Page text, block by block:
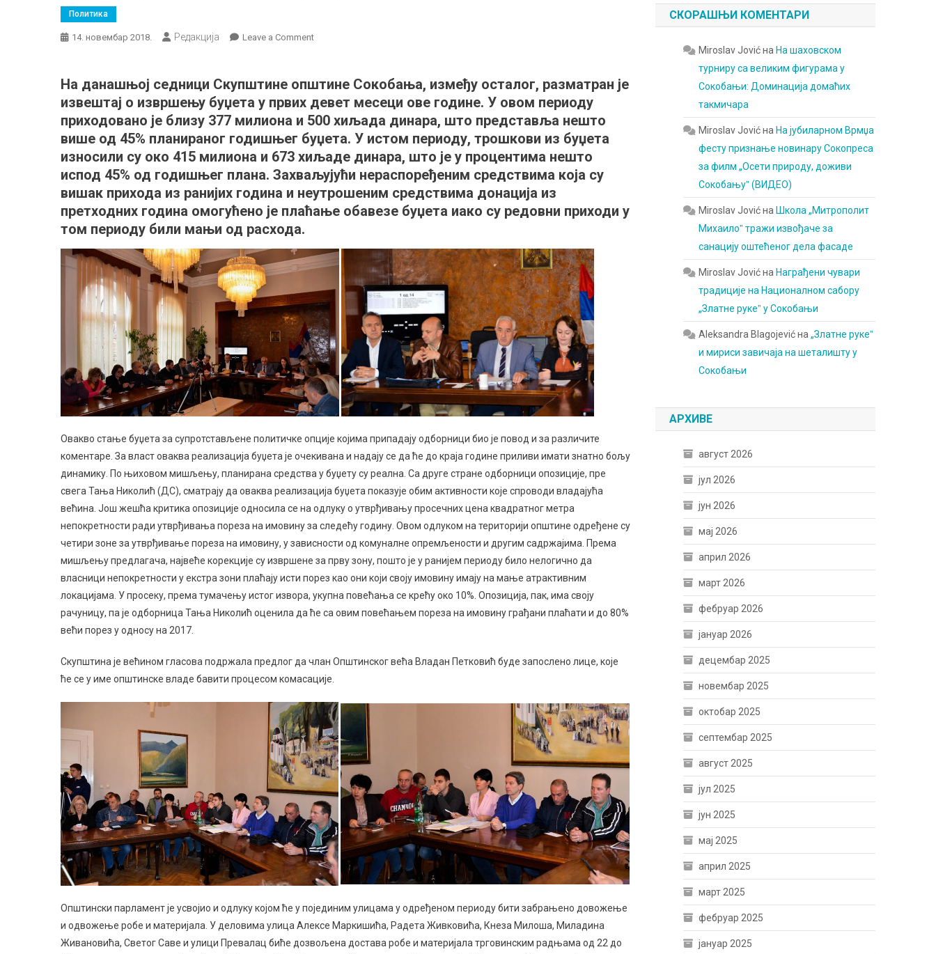
Политика
14. новембар 2018. Редакција Leave a Commenton
општинском
буџету
На данашњој седници Скупштине општине Сокобања, између осталог, разматран је
извештај о извршењу буџета у првих девет месеци ове године. У овом периоду
приходовано је близу 377 милиона и 500 хиљада динара, што представља нешто
више од 45% планираног годишњег буџета. У истом периоду, трошкови из буџета
износили су око 415 милиона и 673 хиљаде динара, што је у процентима нешто
испод 45% од годишњег плана. Захваљујући нераспоређеним средствима која су
вишак прихода из ранијих година и неутрошеним средствима донација из
претходних година омогућено је плаћање обавезе буџета иако су редовни приходи у
том периоду били мањи од расхода.
Овакво стање буџета за супротстављене политичке опције којима припадају одборници био је повод и за различите
коментаре. За власт оваква реализација буџета је очекивана и надају се да ће до краја године приливи имати знатно бољу
динамику. По њиховом мишљењу, планирана средства у буџету су реална. Са друге стране одборници опозиције, пре
свега Тања Николић (ДС), сматрају да оваква реализација буџета показује обим активности које спроводи владајућа
већина. Још жешћа критика опозиције односила се на одлуку о утврђивању просечних цена квадратног метра
непокретности ради утврђивања пореза на имовину за следећу годину. Овом одлуком на територији општине одређене су
четири зоне за утврђивање пореза на имовину, у зависности од комуналне опремљености и другим садржајима. Према
мишљењу предлагача, највеће корекције су извршене за прву зону, пошто је у ранијем периоду било нелогично да
власници непокретности у екстра зони плаћају исти порез као они који своју имовину имају на мање атрактивним
локацијама. У просеку, према тумачењу истог извора, укупна повећања се крећу око 10%. Опозиција, пак, има своју
рачуницу, па је одборница Тања Николић оценила да ће са овим повећањем пореза на имовину грађани плаћати и до 80%
већи порез у односу на 2017.
Скупштина је већином гласова подржала предлог да члан Општинског већа Владан Петковић буде запослено лице, које
ће се у име општинске владе бавити процесом комасације.
Општински парламент је усвојио и одлуку којом ће у појединим улицама у одређеном периоду бити забрањено довожење
и одвожење робе и материјала. У деловима улица Алексе Маркишића, Радета Живковића, Кнеза Милоша, Миладина
Живановића, Светог Саве и улици Превалац биће дозвољена достава робе и материјала трговинским радњама од 22 до
СКОРАШЊИ КОМЕНТАРИ
Miroslav Jovićна На шаховском
турниру са великим фигурама у
Сокобањи: Доминација домаћих
такмичара
Miroslav Jovićна На јубиларном Врмџа
фесту признање новинару Сокопреса
за филм „Осети природу, доживи
Сокобањуˮ (ВИДЕО)
Miroslav Jovićна Школа „Митрополит
Михаилоˮ тражи извођаче за
санацију оштећеног дела фасаде
Miroslav Jovićна Награђени чувари
традиције на Националном сабору
„Златне рукеˮ у Сокобањи
Aleksandra Blagojevićна„Златне рукеˮ
и мириси завичаја на шеталишту у
Сокобањи
АРХИВЕ
август 2026
јул 2026
јун 2026
мај 2026
април 2026
март 2026
фебруар 2026
јануар 2026
децембар 2025
новембар 2025
октобар 2025
септембар 2025
август 2025
јул 2025
јун 2025
мај 2025
април 2025
март 2025
фебруар 2025
јануар 2025